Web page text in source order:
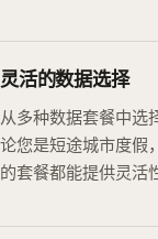
灵活的数据选择
从多种数据套餐中选
论您是短途城市度假
的套餐都能提供灵活